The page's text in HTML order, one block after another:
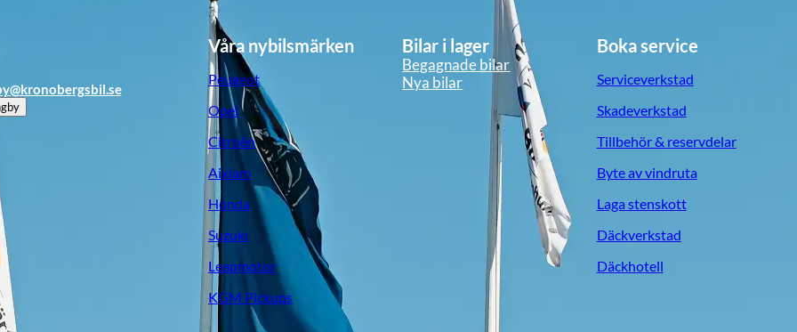
Våra nybilsmärken
Peugeot
Opel
Citroën
Aixiam
Honda
Suzuki
Leapmotor
KGM Pickups
Bilar i lager
Begagnade bilar
Nya bilar
Boka service
Serviceverkstad
Skadeverkstad
Tillbehör & reservdelar
Byte av vindruta
Laga stenskott
Däckverkstad
Däckhotell